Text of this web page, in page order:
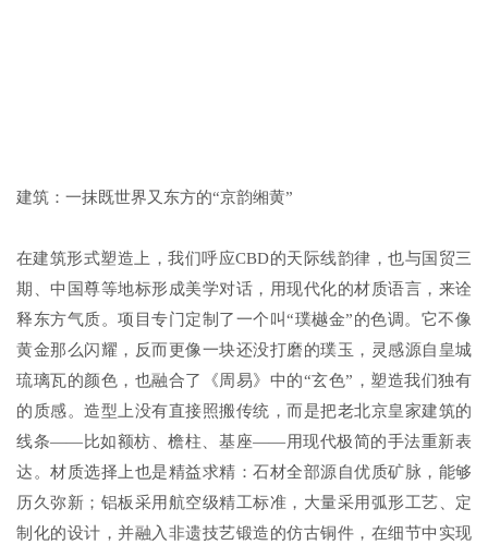
建筑：一抹既世界又东方的“京韵缃黄”
在建筑形式塑造上，我们呼应CBD的天际线韵律，也与国贸三
期、中国尊等地标形成美学对话，用现代化的材质语言，来诠
释东方气质。项目专门定制了一个叫“璞樾金”的色调。它不像
黄金那么闪耀，反而更像一块还没打磨的璞玉，灵感源自皇城
琉璃瓦的颜色，也融合了《周易》中的“玄色”，塑造我们独有
的质感。造型上没有直接照搬传统，而是把老北京皇家建筑的
线条——比如额枋、檐柱、基座——用现代极简的手法重新表
达。材质选择上也是精益求精：石材全部源自优质矿脉，能够
历久弥新；铝板采用航空级精工标准，大量采用弧形工艺、定
制化的设计，并融入非遗技艺锻造的仿古铜件，在细节中实现